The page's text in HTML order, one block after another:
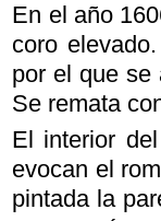
En el año
coro
por el que se
Se remata
El interior
evocan el
pintada la